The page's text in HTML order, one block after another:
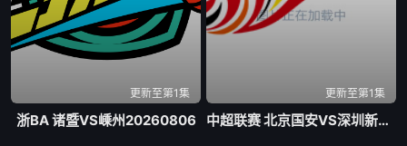
更新至第1集
浙BA 诸暨VS嵊州20260806
更新至第1集
中超联赛 北京国安VS深圳新鹏城20260807